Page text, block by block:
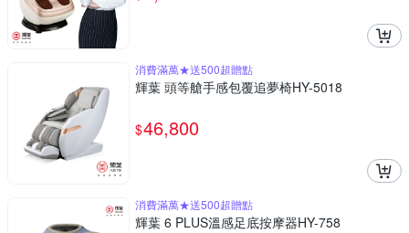
消費滿萬★送500超贈點
輝葉 頭等艙手感包覆追夢椅HY-5018
$46,800
消費滿萬★送500超贈點
輝葉 6 PLUS溫感足底按摩器HY-758